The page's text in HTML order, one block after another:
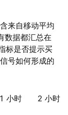
来自移动平均
数据都汇总在
标是否提示买
号如何形成的
1 小时 2 小时